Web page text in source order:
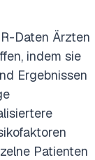
Daten Ärzten
indem sie
Ergebnissen
Patienten